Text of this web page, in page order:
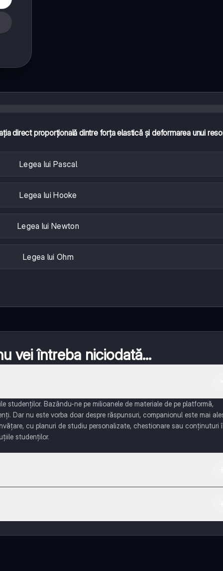
direct proporțională dintre forța elastică și deformarea unui
Legea lui Pascal
Legea lui Hooke
Legea lui Newton
Legea lui Ohm
vei întreba niciodată...
studenților. Bazându-ne pe milioanele de materiale de pe platformă,
Dar nu este vorba doar despre răspunsuri, companionul este mai
cu planuri de studiu personalizate, chestionare sau conținuturi
studenților.
multe funcționalități!